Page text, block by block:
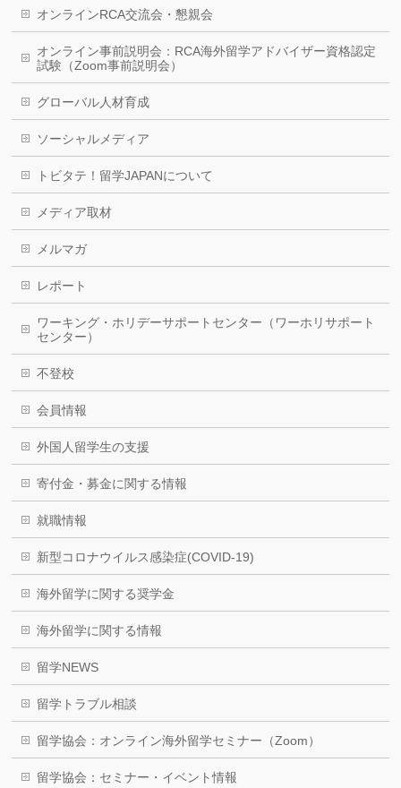
オンラインRCA交流会・懇親会
オンライン事前説明会：RCA海外留学アドバイザー資格認定
試験（Zoom事前説明会）
グローバル人材育成
ソーシャルメディア
トビタテ！留学JAPANについて
メディア取材
メルマガ
レポート
ワーキング・ホリデーサポートセンター（ワーホリサポート
センター）
不登校
会員情報
外国人留学生の支援
寄付金・募金に関する情報
就職情報
新型コロナウイルス感染症(COVID-19)
海外留学に関する奨学金
海外留学に関する情報
留学NEWS
留学トラブル相談
留学協会：オンライン海外留学セミナー（Zoom）
留学協会：セミナー・イベント情報